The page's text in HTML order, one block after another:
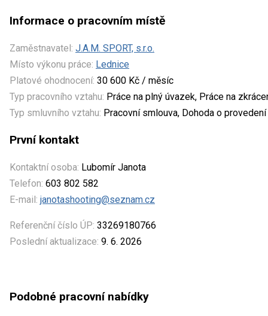
Informace o pracovním místě
Zaměstnavatel: J.A.M. SPORT, s.r.o.
Místo výkonu práce: Lednice
Platové ohodnocení: 30 600 Kč / měsíc
Typ pracovního vztahu: Práce na plný úvazek, Práce na
Typ smluvního vztahu: Pracovní smlouva, Dohoda o
První kontakt
Kontaktní osoba: Lubomír Janota
Telefon: 603 802 582
E-mail: janotashooting@seznam.cz
Referenční číslo ÚP: 33269180766
Poslední aktualizace: 9. 6. 2026
Podobné pracovní nabídky